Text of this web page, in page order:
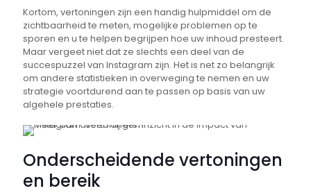
Kortom, vertoningen zijn een handig hulpmiddel om de
zichtbaarheid te meten, mogelijke problemen op te
sporen en u te helpen begrijpen hoe uw inhoud presteert.
Maar vergeet niet dat ze slechts een deel van de
succespuzzel van Instagram zijn. Het is net zo belangrijk
om andere statistieken in overweging te nemen en uw
strategie voortdurend aan te passen op basis van uw
algehele prestaties.
Onderscheidende vertoningen
en bereik